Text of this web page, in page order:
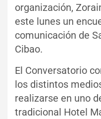
organización,
este lunes un
comunicación de
Cibao.
El Conversatorio
los distintos
realizarse en uno
tradicional Hotel